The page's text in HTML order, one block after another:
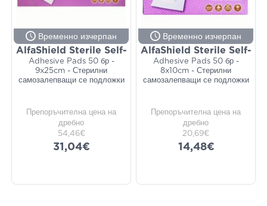
Временно изчерпан
AlfaShield Sterile Self-
Adhesive Pads 50 бр -
9x25cm - Стерилни
самозалепващи се подложки
Препоръчителна цена на
дребно
54,46€
31,04€
Временно изчерпан
AlfaShield Sterile Self-
Adhesive Pads 50 бр -
8x10cm - Стерилни
самозалепващи се подложки
Препоръчителна цена на
дребно
20,69€
14,48€